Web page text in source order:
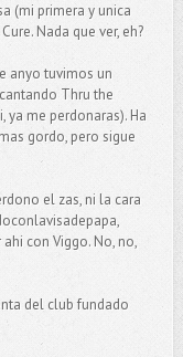
(mi primera y unica
Nada que ver, eh?
anyo tuvimos un
Thru the
ya me perdonaras). Ha
gordo, pero sigue
el zas, ni la cara
con Viggo. No, no,
del club fundado